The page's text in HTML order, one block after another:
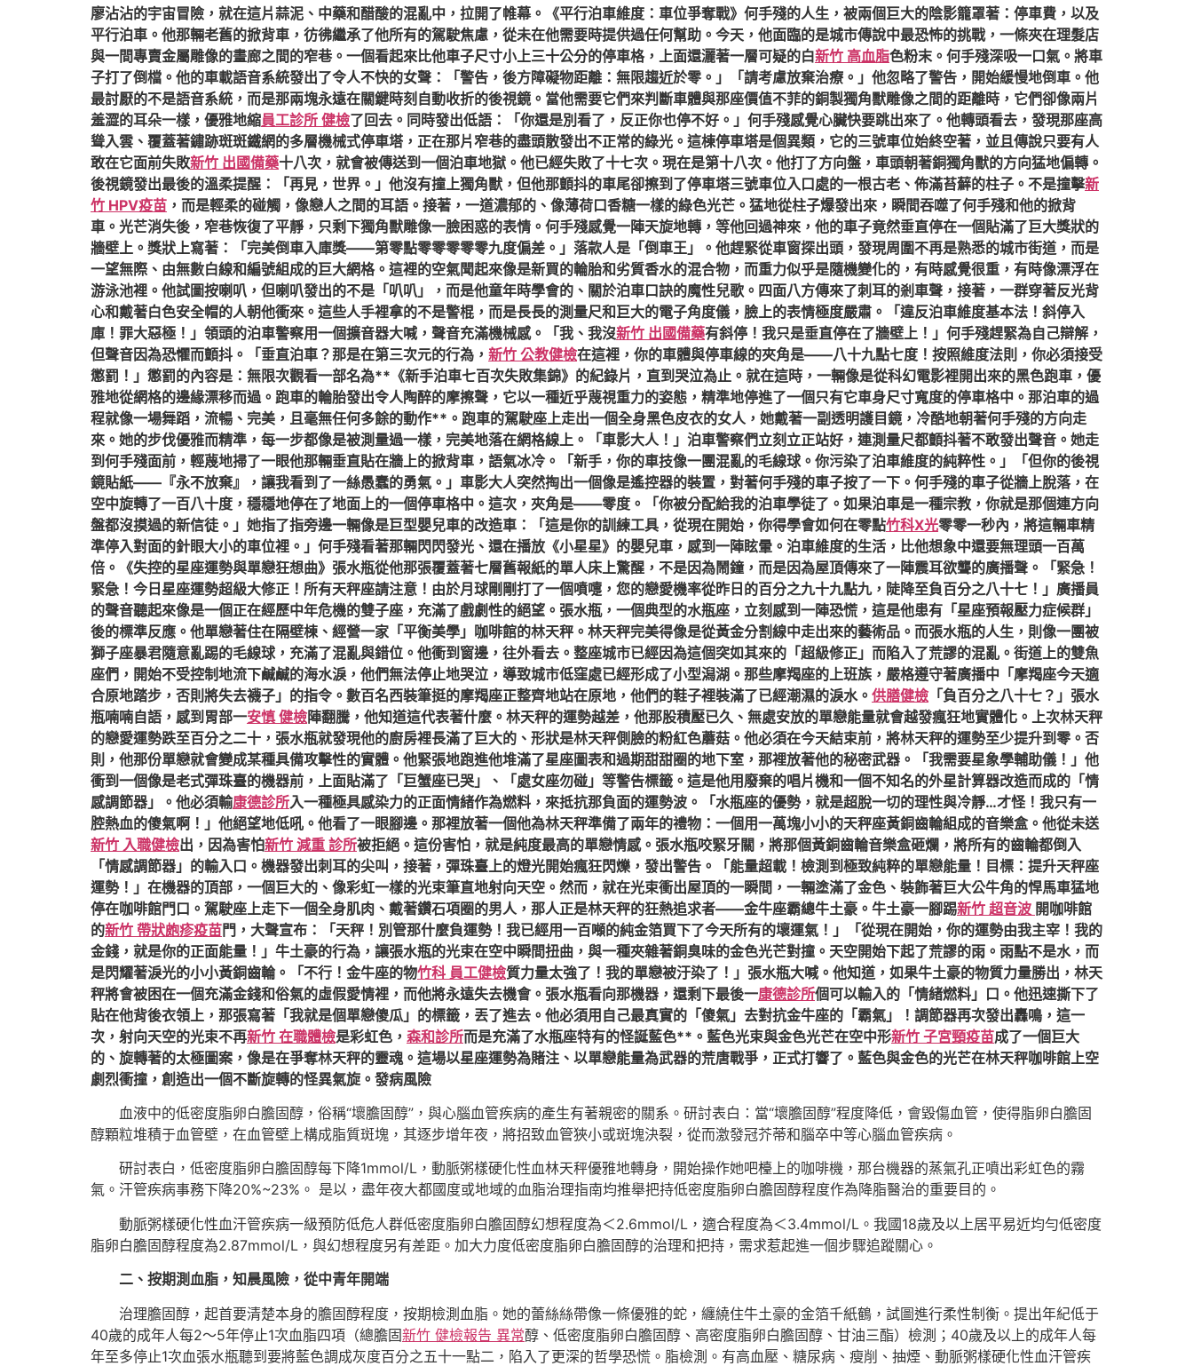
廖沾沾的宇宙冒險，就在這片蒜泥、中藥和醋酸的混亂中，拉開了帷幕。《平行泊車維度：車位爭奪戰》何手殘的人生，被兩個巨大的陰影籠罩著：停車費，以及
平行泊車。他那輛老舊的掀背車，彷彿繼承了他所有的駕駛焦慮，從未在他需要時提供過任何幫助。今天，他面臨的是城市傳說中最恐怖的挑戰，一條夾在理髮店
與一間專賣金屬雕像的畫廊之間的窄巷。一個看起來比他車子尺寸小上三十公分的停車格，上面還灑著一層可疑的白新竹 高血脂色粉末。何手殘深吸一口氣。將車
子打了倒檔。他的車載語音系統發出了令人不快的女聲：「警告，後方障礙物距離：無限趨近於零。」「請考慮放棄治療。」他忽略了警告，開始緩慢地倒車。他
最討厭的不是語音系統，而是那兩塊永遠在關鍵時刻自動收折的後視鏡。當他需要它們來判斷車體與那座價值不菲的銅製獨角獸雕像之間的距離時，它們卻像兩片
羞澀的耳朵一樣，優雅地縮員工診所 健檢了回去。同時發出低語：「你還是別看了，反正你也停不好。」何手殘感覺心臟快要跳出來了。他轉頭看去，發現那座高
聳入雲、覆蓋著鏽跡斑斑鐵網的多層機械式停車塔，正在那片窄巷的盡頭散發出不正常的綠光。這棟停車塔是個異類，它的三號車位始終空著，並且傳說只要有人
敢在它面前失敗新竹 出國備藥十八次，就會被傳送到一個泊車地獄。他已經失敗了十七次。現在是第十八次。他打了方向盤，車頭朝著銅獨角獸的方向猛地偏轉。
後視鏡發出最後的溫柔提醒：「再見，世界。」他沒有撞上獨角獸，但他那顫抖的車尾卻擦到了停車塔三號車位入口處的一根古老、佈滿苔蘚的柱子。不是撞擊新
竹 HPV疫苗 ，而是輕柔的碰觸，像戀人之間的耳語。接著，一道濃郁的、像薄荷口香糖一樣的綠色光芒。猛地從柱子爆發出來，瞬間吞噬了何手殘和他的掀背
車。光芒消失後，窄巷恢復了平靜，只剩下獨角獸雕像一臉困惑的表情。何手殘感覺一陣天旋地轉，等他回過神來，他的車子竟然垂直停在一個貼滿了巨大獎狀的
牆壁上。獎狀上寫著：「完美倒車入庫獎——第零點零零零零零九度偏差。」落款人是「倒車王」。他趕緊從車窗探出頭，發現周圍不再是熟悉的城市街道，而是
一望無際、由無數白線和編號組成的巨大網格。這裡的空氣聞起來像是新買的輪胎和劣質香水的混合物，而重力似乎是隨機變化的，有時感覺很重，有時像漂浮在
游泳池裡。他試圖按喇叭，但喇叭發出的不是「叭叭」，而是他童年時學會的、關於泊車口訣的魔性兒歌。四面八方傳來了刺耳的剎車聲，接著，一群穿著反光背
心和戴著白色安全帽的人朝他衝來。這些人手裡拿的不是警棍，而是長長的測量尺和巨大的電子角度儀，臉上的表情極度嚴肅。「違反泊車維度基本法！斜停入
庫！罪大惡極！」領頭的泊車警察用一個擴音器大喊，聲音充滿機械感。「我、我沒新竹 出國備藥有斜停！我只是垂直停在了牆壁上！」何手殘趕緊為自己辯解，
但聲音因為恐懼而顫抖。「垂直泊車？那是在第三次元的行為， 新竹 公教健檢在這裡，你的車體與停車線的夾角是——八十九點七度！按照維度法則，你必須接受
懲罰！」懲罰的內容是：無限次觀看一部名為**《新手泊車七百次失敗集錦》的紀錄片，直到哭泣為止。就在這時，一輛像是從科幻電影裡開出來的黑色跑車，優
雅地從網格的邊緣漂移而過。跑車的輪胎發出令人陶醉的摩擦聲，它以一種近乎蔑視重力的姿態，精準地停進了一個只有它車身尺寸寬度的停車格中。那泊車的過
程就像一場舞蹈，流暢、完美，且毫無任何多餘的動作**。跑車的駕駛座上走出一個全身黑色皮衣的女人，她戴著一副透明護目鏡，冷酷地朝著何手殘的方向走
來。她的步伐優雅而精準，每一步都像是被測量過一樣，完美地落在網格線上。「車影大人！」泊車警察們立刻立正站好，連測量尺都顫抖著不敢發出聲音。她走
到何手殘面前，輕蔑地掃了一眼他那輛垂直貼在牆上的掀背車，語氣冰冷。「新手，你的車技像一團混亂的毛線球。你污染了泊車維度的純粹性。」「但你的後視
鏡貼紙——『永不放棄』，讓我看到了一絲愚蠢的勇氣。」車影大人突然掏出一個像是遙控器的裝置，對著何手殘的車子按了一下。何手殘的車子從牆上脫落，在
空中旋轉了一百八十度，穩穩地停在了地面上的一個停車格中。這次，夾角是——零度。「你被分配給我的泊車學徒了。如果泊車是一種宗教，你就是那個連方向
盤都沒摸過的新信徒。」她指了指旁邊一輛像是巨型嬰兒車的改造車：「這是你的訓練工具，從現在開始，你得學會如何在零點竹科X光零零一秒內，將這輛車精
準停入對面的針眼大小的車位裡。」何手殘看著那輛閃閃發光、還在播放《小星星》的嬰兒車，感到一陣眩暈。泊車維度的生活，比他想象中還要無理頭一百萬
倍。《失控的星座運勢與單戀狂想曲》張水瓶從他那張覆蓋著七層舊報紙的單人床上驚醒，不是因為鬧鐘，而是因為屋頂傳來了一陣震耳欲聾的廣播聲。「緊急！
緊急！今日星座運勢超級大修正！所有天秤座請注意！由於月球剛剛打了一個噴嚏，您的戀愛機率從昨日的百分之九十九點九，陡降至負百分之八十七！」廣播員
的聲音聽起來像是一個正在經歷中年危機的雙子座，充滿了戲劇性的絕望。張水瓶，一個典型的水瓶座，立刻感到一陣恐慌，這是他患有「星座預報壓力症候群」
後的標準反應。他單戀著住在隔壁棟、經營一家「平衡美學」咖啡館的林天秤。林天秤完美得像是從黃金分割線中走出來的藝術品。而張水瓶的人生，則像一團被
獅子座暴君隨意亂踢的毛線球，充滿了混亂與錯位。他衝到窗邊，往外看去。整座城市已經因為這個突如其來的「超級修正」而陷入了荒謬的混亂。街道上的雙魚
座們，開始不受控制地流下鹹鹹的海水淚，他們無法停止地哭泣，導致城市低窪處已經形成了小型潟湖。那些摩羯座的上班族，嚴格遵守著廣播中「摩羯座今天適
合原地踏步，否則將失去襪子」的指令。數百名西裝筆挺的摩羯座正整齊地站在原地，他們的鞋子裡裝滿了已經潮濕的淚水。 供膳健檢 「負百分之八十七？」張水
瓶喃喃自語，感到胃部一安慎 健檢陣翻騰，他知道這代表著什麼。林天秤的運勢越差，他那股積壓已久、無處安放的單戀能量就會越發瘋狂地實體化。上次林天秤
的戀愛運勢跌至百分之二十，張水瓶就發現他的廚房裡長滿了巨大的、形狀是林天秤側臉的粉紅色蘑菇。他必須在今天結束前，將林天秤的運勢至少提升到零。否
則，他那份單戀就會變成某種具備攻擊性的實體。他緊張地跑進他堆滿了星座圖表和過期甜甜圈的地下室，那裡放著他的秘密武器。「我需要星象學輔助儀！」他
衝到一個像是老式彈珠臺的機器前，上面貼滿了「巨蟹座已哭」、「處女座勿碰」等警告標籤。這是他用廢棄的唱片機和一個不知名的外星計算器改造而成的「情
感調節器」。他必須輸康德診所入一種極具感染力的正面情緒作為燃料，來抵抗那負面的運勢波。「水瓶座的優勢，就是超脫一切的理性與冷靜…才怪！我只有一
腔熱血的傻氣啊！」他絕望地低吼。他看了一眼腳邊。那裡放著一個他為林天秤準備了兩年的禮物：一個用一萬塊小小的天秤座黃銅齒輪組成的音樂盒。他從未送
新竹 入職健檢出，因為害怕新竹 減重 診所被拒絕。這份害怕，就是純度最高的單戀情感。張水瓶咬緊牙關，將那個黃銅齒輪音樂盒砸爛，將所有的齒輪都倒入
「情感調節器」的輸入口。機器發出刺耳的尖叫，接著，彈珠臺上的燈光開始瘋狂閃爍，發出警告。「能量超載！檢測到極致純粹的單戀能量！目標：提升天秤座
運勢！」在機器的頂部，一個巨大的、像彩虹一樣的光束筆直地射向天空。然而，就在光束衝出屋頂的一瞬間，一輛塗滿了金色、裝飾著巨大公牛角的悍馬車猛地
停在咖啡館門口。駕駛座上走下一個全身肌肉、戴著鑽石項圈的男人，那人正是林天秤的狂熱追求者——金牛座霸總牛土豪。牛土豪一腳踢新竹 超音波 開咖啡館
的新竹 帶狀皰疹疫苗門，大聲宣布：「天秤！別管那什麼負運勢！我已經用一百噸的純金箔買下了今天所有的壞運氣！」「從現在開始，你的運勢由我主宰！我的
金錢，就是你的正面能量！」牛土豪的行為，讓張水瓶的光束在空中瞬間扭曲，與一種夾雜著銅臭味的金色光芒對撞。天空開始下起了荒謬的雨。雨點不是水，而
是閃耀著淚光的小小黃銅齒輪。「不行！金牛座的物竹科 員工健檢質力量太強了！我的單戀被汙染了！」張水瓶大喊。他知道，如果牛土豪的物質力量勝出，林天
秤將會被困在一個充滿金錢和俗氣的虛假愛情裡，而他將永遠失去機會。張水瓶看向那機器，還剩下最後一康德診所個可以輸入的「情緒燃料」口。他迅速撕下了
貼在他背後衣領上，那張寫著「我就是個單戀傻瓜」的標籤，丟了進去。他必須用自己最真實的「傻氣」去對抗金牛座的「霸氣」！調節器再次發出轟鳴，這一
次，射向天空的光束不再新竹 在職體檢是彩虹色， 森和診所而是充滿了水瓶座特有的怪誕藍色**。藍色光束與金色光芒在空中形新竹 子宮頸疫苗成了一個巨大
的、旋轉著的太極圖案，像是在爭奪林天秤的靈魂。這場以星座運勢為賭注、以單戀能量為武器的荒唐戰爭，正式打響了。藍色與金色的光芒在林天秤咖啡館上空
劇烈衝撞，創造出一個不斷旋轉的怪異氣旋。發病風險
血液中的低密度脂卵白膽固醇，俗稱“壞膽固醇”，與心腦血管疾病的產生有著親密的關系。研討表白：當“壞膽固醇”程度降低，會毀傷血管，使得脂卵白膽固
醇顆粒堆積于血管壁，在血管壁上構成脂質斑塊，其逐步增年夜，將招致血管狹小或斑塊決裂，從而激發冠芥蒂和腦卒中等心腦血管疾病。
研討表白，低密度脂卵白膽固醇每下降1mmol/L，動脈粥樣硬化性血林天秤優雅地轉身，開始操作她吧檯上的咖啡機，那台機器的蒸氣孔正噴出彩虹色的霧
氣。汗管疾病事務下降20%~23%。 是以，盡年夜大都國度或地域的血脂治理指南均推舉把持低密度脂卵白膽固醇程度作為降脂醫治的重要目的。
動脈粥樣硬化性血汗管疾病一級預防低危人群低密度脂卵白膽固醇幻想程度為＜2.6mmol/L，適合程度為＜3.4mmol/L。我國18歲及以上居平易近均勻低密度
脂卵白膽固醇程度為2.87mmol/L，與幻想程度另有差距。加大力度低密度脂卵白膽固醇的治理和把持，需求惹起進一個步驟追蹤關心。
二、按期測血脂，知晨風險，從中青年開端
治理膽固醇，起首要清楚本身的膽固醇程度，按期檢測血脂。她的蕾絲絲帶像一條優雅的蛇，纏繞住牛土豪的金箔千紙鶴，試圖進行柔性制衡。提出年紀低于
40歲的成年人每2～5年停止1次血脂四項（總膽固新竹 健檢報告 異常醇、低密度脂卵白膽固醇、高密度脂卵白膽固醇、甘油三酯）檢測；40歲及以上的成年人每
年至多停止1次血張水瓶聽到要將藍色調成灰度百分之五十一點二，陷入了更深的哲學恐慌。脂檢測。有高血壓、糖尿病、瘦削、抽煙、動脈粥樣硬化性血汗管疾